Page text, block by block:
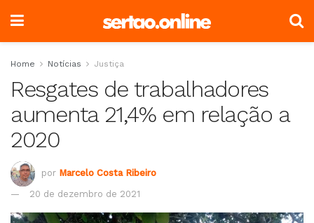
Home Notícias Justiça
Resgates de trabalhadores
aumenta 21,4% em relação a
2020
por Marcelo Costa Ribeiro
20 de dezembro de 2021